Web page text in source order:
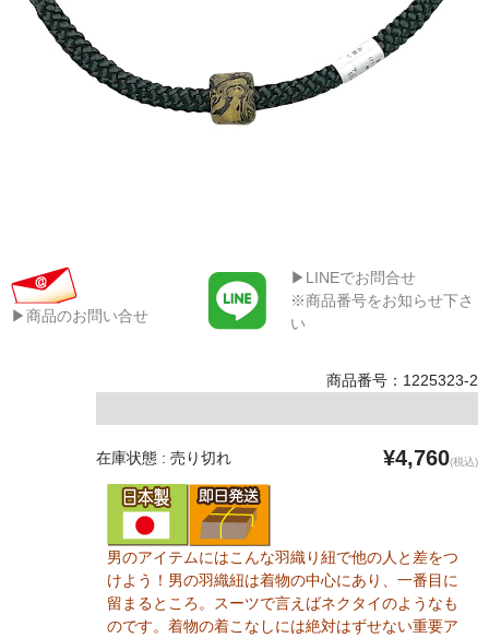
▶商品のお問い合せ
▶LINEでお問合せ
※商品番号をお知らせ下さ
い
商品番号：1225323-2
在庫状態 : 売り切れ ¥4,760(税込)
男のアイテムにはこんな羽織り紐で他の人と差をつ
けよう！男の羽織紐は着物の中心にあり、一番目に
留まるところ。スーツで言えばネクタイのようなも
のです。着物の着こなしには絶対はずせない重要ア